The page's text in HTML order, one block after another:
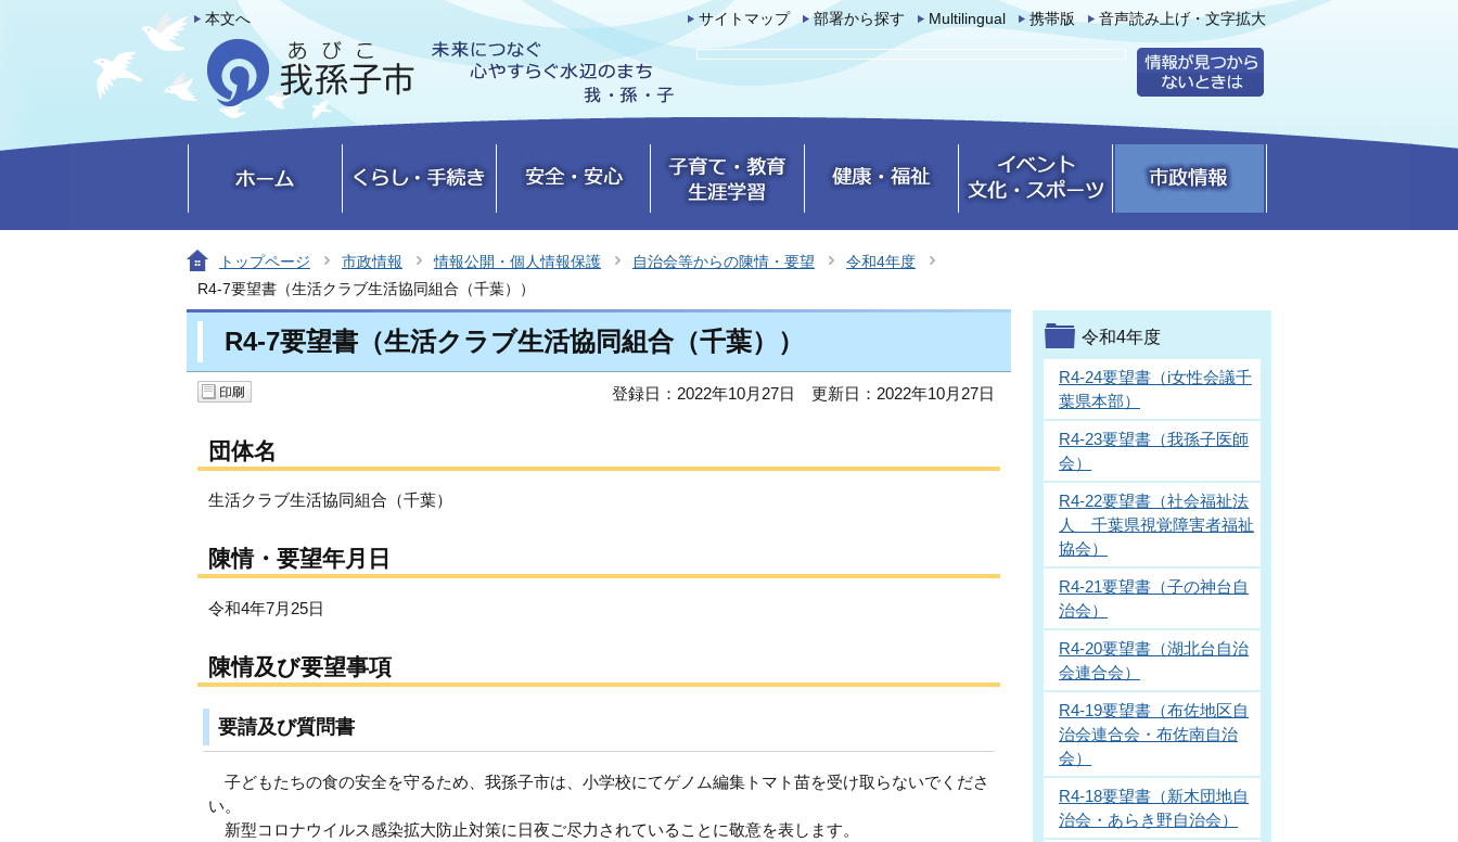
本文へ サイトマップ 部署から探す Multilingual 携帯版 音声読み上げ・文字拡大
トップページ 市政情報 情報公開・個人情報保護 自治会等からの陳情・要望
令和4年度
R4-7要望書（生活クラブ生活協同組合（千葉））
R4-7要望書（生活クラブ生活協同組合（千葉））
登録日：2022年10月27日 更新日：2022年10月27日
団体名
生活クラブ生活協同組合（千葉）
陳情・要望年月日
令和4年7月25日
陳情及び要望事項
要請及び質問書
子どもたちの食の安全を守るため、我孫子市は、小学校にてゲノム編集トマト苗を受け取らないでくださ
い。
新型コロナウイルス感染拡大防止対策に日夜ご尽力されていることに敬意を表します。
令和4年度
R4-24要望書（i女性会議千
葉県本部）
R4-23要望書（我孫子医師
会）
R4-22要望書（社会福祉法
人 千葉県視覚障害者福祉
協会）
R4-21要望書（子の神台自
治会）
R4-20要望書（湖北台自治
会連合会）
R4-19要望書（布佐地区自
治会連合会・布佐南自治
会）
R4-18要望書（新木団地自
治会・あらき野自治会）